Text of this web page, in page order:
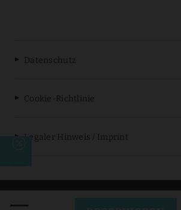
Datenschutz
Cookie-Richtlinie
Legaler Hinweis / Imprint